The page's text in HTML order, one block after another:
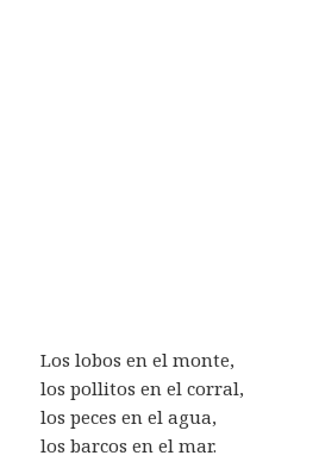
Los lobos en el monte,
los pollitos en el corral,
los peces en el agua,
los barcos en el mar.